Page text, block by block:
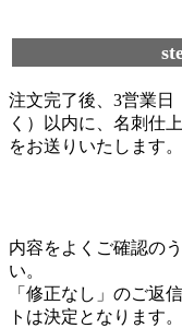
注文完了後、3営業日
く）以内に、名刺仕
をお送りいたします。
内容をよくご確認の
い。
「修正なし」のご返
トは決定となります。